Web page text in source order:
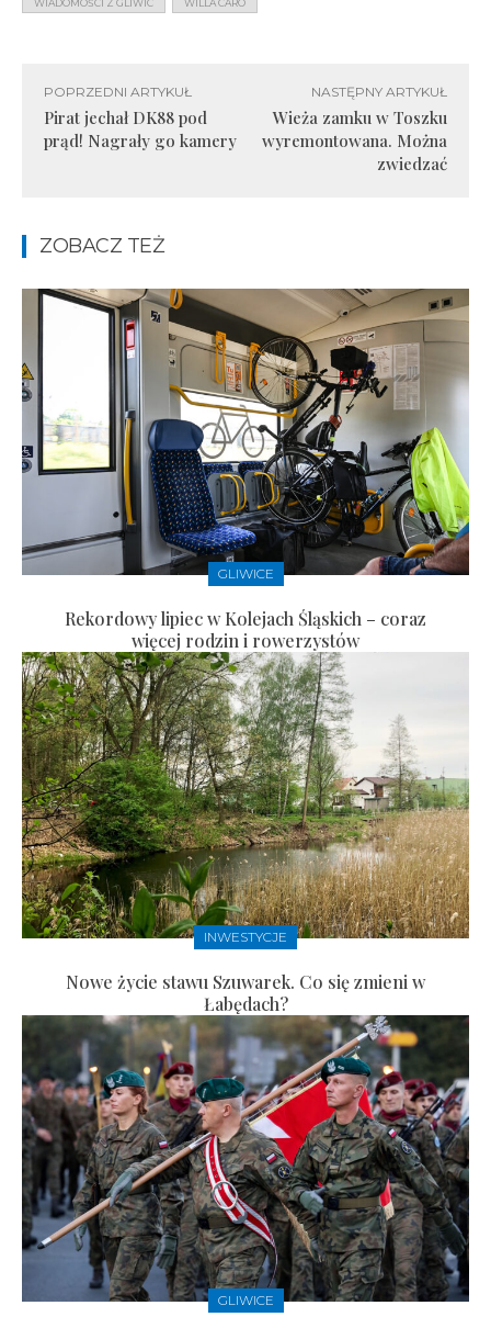
WIADOMOŚCI Z GLIWIC WILLA CARO
POPRZEDNI ARTYKUŁ
Pirat jechał DK88 pod
prąd! Nagrały go kamery
NASTĘPNY ARTYKUŁ
Wieża zamku w Toszku
wyremontowana. Można
zwiedzać
ZOBACZ TEŻ
GLIWICE
Rekordowy lipiec w Kolejach Śląskich – coraz
więcej rodzin i rowerzystów
INWESTYCJE
Nowe życie stawu Szuwarek. Co się zmieni w
Łabędach?
GLIWICE